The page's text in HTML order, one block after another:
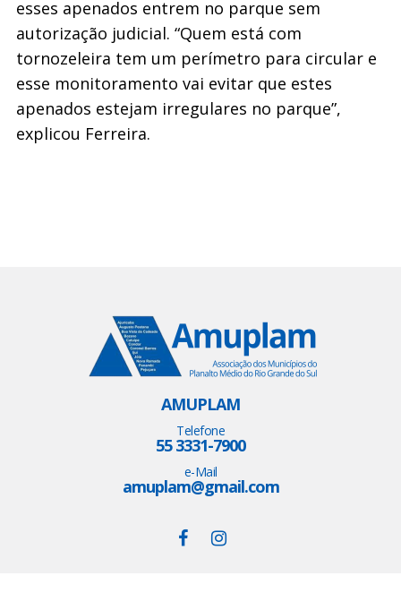
esses apenados entrem no parque sem
autorização judicial. “Quem está com
tornozeleira tem um perímetro para circular e
esse monitoramento vai evitar que estes
apenados estejam irregulares no parque”,
explicou Ferreira.
AMUPLAM
Telefone
55 3331-7900
e-Mail
amuplam@gmail.com